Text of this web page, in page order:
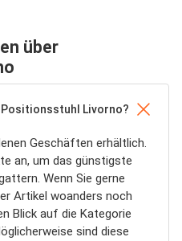
über
Livorno?
Geschäften erhältlich.
an, um das günstigste
Wenn Sie gerne
Artikel woanders noch
Blick auf die Kategorie
sind diese